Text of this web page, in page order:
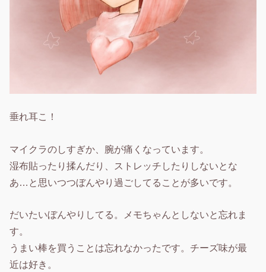
垂れ耳こ！
マイクラのしすぎか、腕が痛くなっています。
湿布貼ったり揉んだり、ストレッチしたりしないとな
あ…と思いつつぼんやり過ごしてることが多いです。
だいたいぼんやりしてる。メモちゃんとしないと忘れま
す。
うまい棒を買うことは忘れなかったです。チーズ味が最
近は好き。